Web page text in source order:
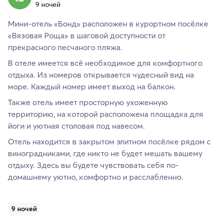
9 ночей
Мини-отель «Бонд» расположен в курортном посёлке
«Вязовая Роща» в шаговой доступности от
прекрасного песчаного пляжа.
В отеле имеется всё необходимое для комфортного
отдыха. Из номеров открывается чудесный вид на
море. Каждый номер имеет выход на балкон.
Также отель имеет просторную ухоженную
территорию, на которой расположена площадка для
йоги и уютная столовая под навесом.
Отель находится в закрытом элитном посёлке рядом с
виноградниками, где никто не будет мешать вашему
отдыху. Здесь вы будете чувствовать себя по-
домашнему уютно, комфортно и расслабленно.
9 ночей